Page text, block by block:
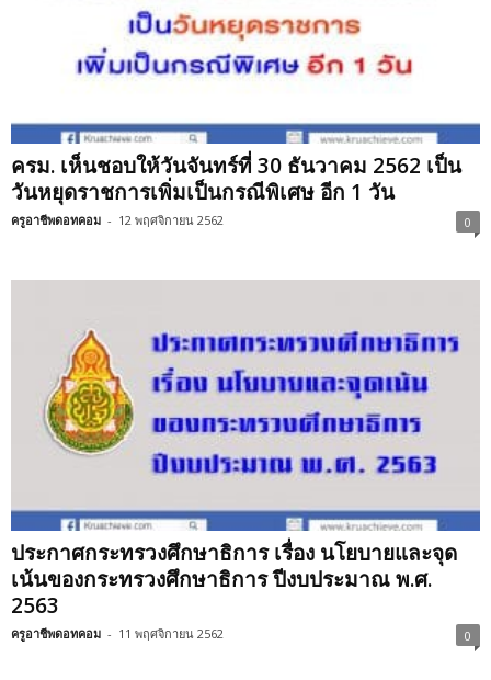
ครม. เห็นชอบให้วันจันทร์ที่ 30 ธันวาคม 2562 เป็น
วันหยุดราชการเพิ่มเป็นกรณีพิเศษ อีก 1 วัน
ครูอาชีพดอทคอม - 12 พฤศจิกายน 2562 0
ประกาศกระทรวงศึกษาธิการ เรื่อง นโยบายและจุด
เน้นของกระทรวงศึกษาธิการ ปีงบประมาณ พ.ศ.
2563
ครูอาชีพดอทคอม - 11 พฤศจิกายน 2562 0